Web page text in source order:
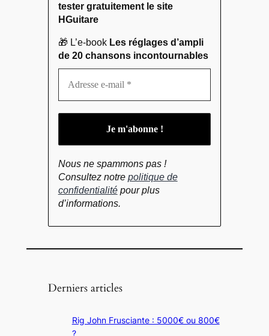
tester gratuitement le site
HGuitare
🎁 L’e-book Les réglages d’ampli
de 20 chansons incontournables
Nous ne spammons pas !
Consultez notre politique de
confidentialitépour plus
d’informations.
Derniers articles
Rig John Frusciante : 5000€ ou 800€
?